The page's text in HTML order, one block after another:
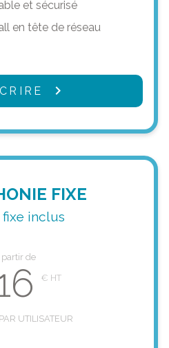
et sécurisé
en tête de réseau
FIXE
fixe inclus
partir de
UTILISATEUR